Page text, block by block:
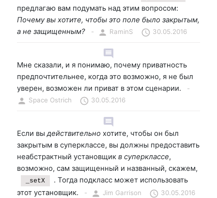
предлагаю вам подумать над этим вопросом:
Почему вы хотите, чтобы это поле было закрытым,
а не защищенным?
- person RaminS schedule 30.05.2016
comment
Мне сказали, и я понимаю, почему приватность
предпочтительнее, когда это возможно, я не был
уверен, возможен ли приват в этом сценарии.
-
person Space Ostrich schedule 30.05.2016
comment
Если выдействительно хотите, чтобы он был
закрытым в суперклассе, вы должны предоставить
неабстрактный установщик в суперклассе,
возможно, сам защищенный и названный, скажем,
_setX
. Тогда подкласс может использовать
этот установщик.
- person Jim Garrison schedule 30.05.2016